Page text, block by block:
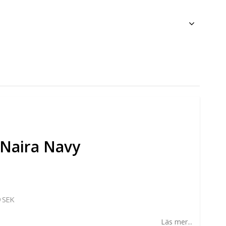
Navy
Läs mer...